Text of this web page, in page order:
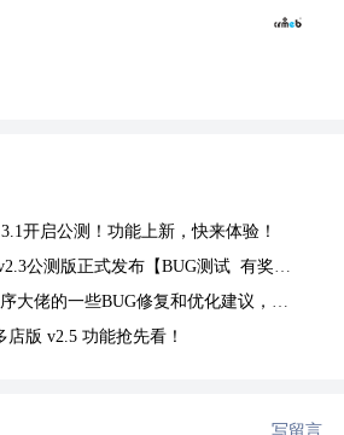
开启公测！功能上新，快来体验！
公测版正式发布【BUG测试 有奖悬赏】
佬的一些BUG修复和优化建议，感谢
店版 v2.5 功能抢先看！
写留言